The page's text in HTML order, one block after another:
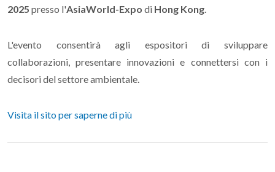
2025 presso l'AsiaWorld-Expo di Hong Kong.
L'evento consentirà agli espositori di sviluppare
collaborazioni, presentare innovazioni e connettersi con i
decisori del settore ambientale.
Visita il sito per saperne di più